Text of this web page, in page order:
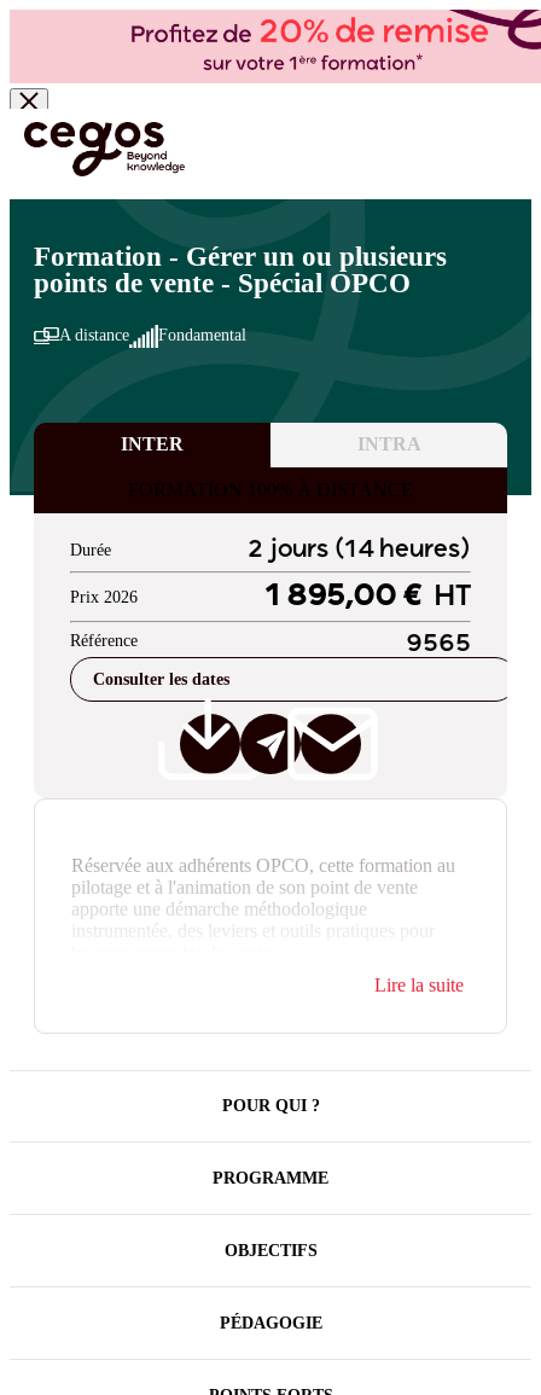
Skip to main content
Vous êtes ici : Accueil >Cegos, organisme de formation à Paris et en régions
OPCOMMERCE>Actions collectives
Formation - Gérer un ou plusieurs
points de vente - Spécial OPCO
A distance Fondamental
INTER INTRA
FORMATION 100% À DISTANCE
Durée 2 jours (14 heures)
Prix 2026 1 895,00 € HT
Référence 9565
Consulter les dates
Réservée aux adhérents OPCO, cette formation au
pilotage et à l'animation de son point de vente
apporte une démarche méthodologique
instrumentée, des leviers et outils pratiques pour
Avec des sujets allant de la construction d’une
litiges clients, cette formation vous fournira les outils
Lire la suite
POUR QUI ?
PROGRAMME
OBJECTIFS
PÉDAGOGIE